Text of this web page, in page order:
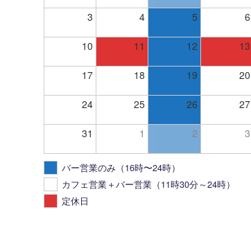
3 4 5 6
10 11 12 13
17 18 19 20
24 25 26 27
31 1 2 3
バー営業のみ（16時〜24時）
カフェ営業＋バー営業（11時30分～24時）
定休日